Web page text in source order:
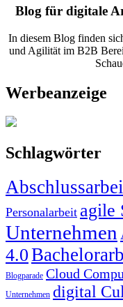
Blog für digitale
In diesem Blog finden
und Agilität im B2B
Werbeanzeige
Schlagwörter
Personalarbeit agile
Unternehmen
4.0
Blogparade Cloud
Unternehmen digital